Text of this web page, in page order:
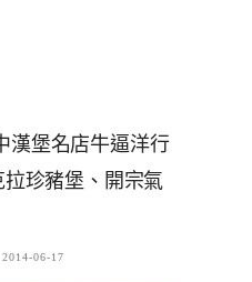
漢堡名店牛逼洋行
拉珍豬堡、開宗氣
2014-06-17